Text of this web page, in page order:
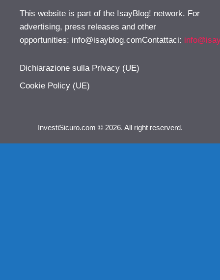
This website is part of the IsayBlog! network. For
advertising, press releases and other
opportunities: info@isayblog.comContattaci:
Dichiarazione sulla Privacy (UE)
Cookie Policy (UE)
InvestiSicuro.com © 2026. All right reserverd.